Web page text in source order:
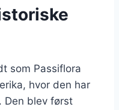
som Passiflora
hvor den har
Den blev først